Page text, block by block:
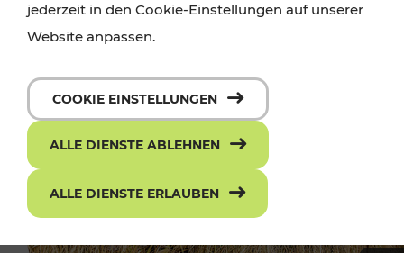
jederzeit in den Cookie-Einstellungen auf unserer
Website anpassen.
COOKIE EINSTELLUNGEN
ALLE DIENSTE ABLEHNEN
ALLE DIENSTE ERLAUBEN